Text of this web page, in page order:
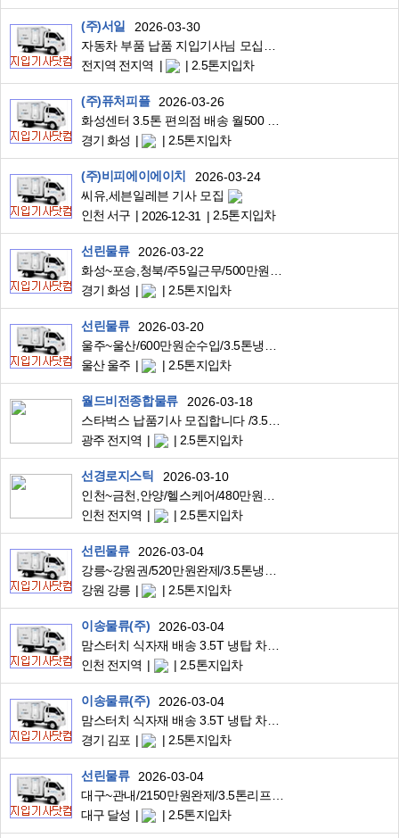
(주)서일
2026-03-30
전지역 전지역
2.5톤지입차
(주)퓨처피플
2026-03-26
경기 화성
2.5톤지입차
(주)비피에이에이치
2026-03-24
씨유,세븐일레븐 기사 모집
인천 서구
2026-12-31 2.5톤지입차
선린물류
2026-03-22
경기 화성
2.5톤지입차
선린물류
2026-03-20
울산 울주
2.5톤지입차
월드비전종합물류
2026-03-18
광주 전지역
2.5톤지입차
선경로지스틱
2026-03-10
인천 전지역
2.5톤지입차
선린물류
2026-03-04
강원 강릉
2.5톤지입차
이송물류(주)
2026-03-04
맘스터치 식자재 배송 3.5T 냉탑 차량 구합니다.
인천 전지역
2.5톤지입차
이송물류(주)
2026-03-04
맘스터치 식자재 배송 3.5T 냉탑 차량 구합니다.
경기 김포
2.5톤지입차
선린물류
2026-03-04
대구 달성
2.5톤지입차